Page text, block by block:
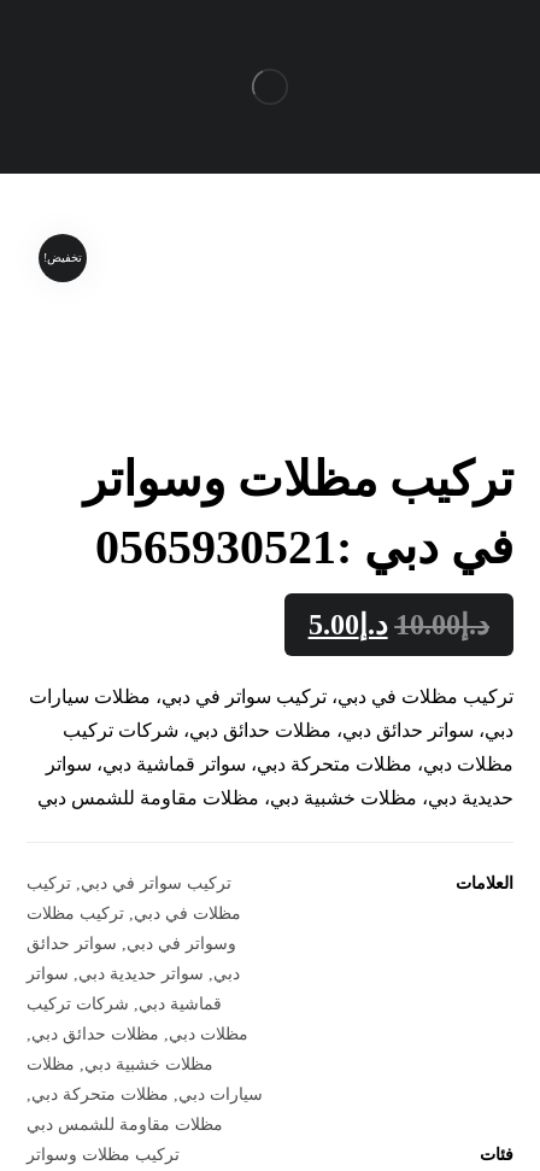
تخفيض!
تركيب مظلات وسواتر
في دبي :0565930521
د.إ10.00 د.إ 5.00
تركيب مظلات في دبي، تركيب سواتر في دبي، مظلات سيارات
دبي، سواتر حدائق دبي، مظلات حدائق دبي، شركات تركيب
مظلات دبي، مظلات متحركة دبي، سواتر قماشية دبي، سواتر
حديدية دبي، مظلات خشبية دبي، مظلات مقاومة للشمس دبي
العلامات تركيب سواتر في دبي تركيب
مظلات في دبي تركيب مظلات
وسواتر في دبي
سواتر حدائق
دبي
سواتر حديدية دبي
سواتر
قماشية دبي
شركات تركيب
مظلات دبي
مظلات حدائق دبي
مظلات خشبية دبي
مظلات
سيارات دبي
مظلات متحركة دبي
مظلات مقاومة للشمس دبي
فئات
تركيب مظلات وسواتر